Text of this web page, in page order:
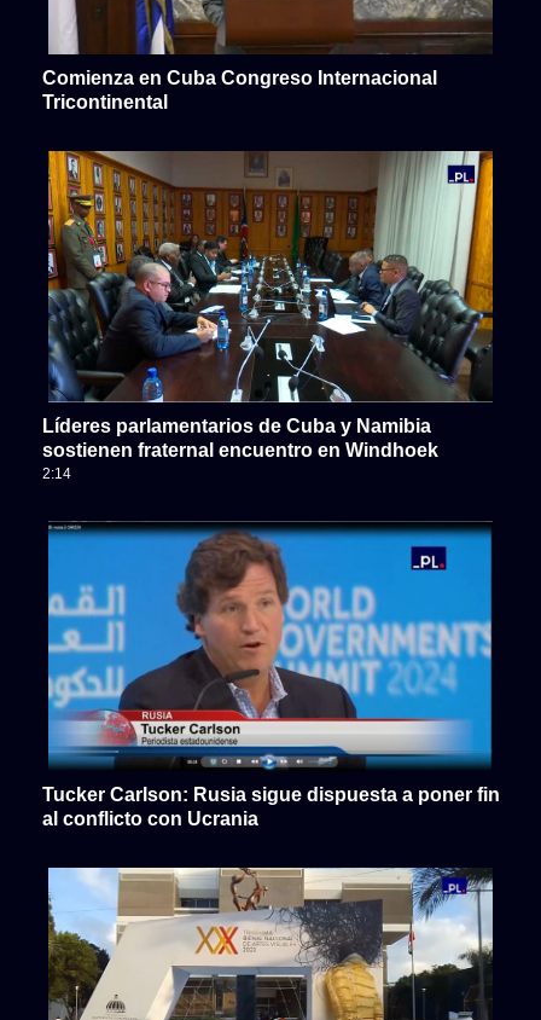
Comienza en Cuba Congreso Internacional
Tricontinental
Líderes parlamentarios de Cuba y Namibia
sostienen fraternal encuentro en Windhoek
2:14
Tucker Carlson: Rusia sigue dispuesta a poner fin
al conflicto con Ucrania